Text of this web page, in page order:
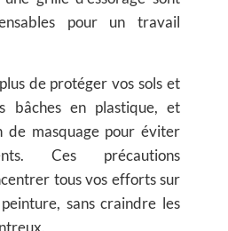
pour un travail
de protéger vos sols et
bâches en plastique, et
de masquage pour éviter
Ces précautions
tous vos efforts sur
sans craindre les